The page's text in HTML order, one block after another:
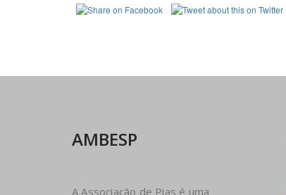
AMBESP
A Associação de Pias é uma